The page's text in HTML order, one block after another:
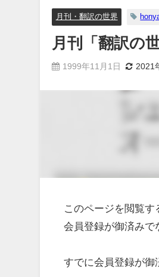
月刊・翻訳の世界
月刊「翻訳の
1999年11月1日 2021
このページを閲覧す
会員登録が御済みで
すでに会員登録が御